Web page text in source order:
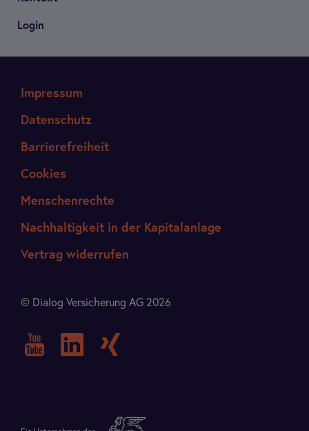
Login
Impressum
Datenschutz
Barrierefreiheit
Cookies
Menschenrechte
Nachhaltigkeit in der Kapitalanlage
Vertrag widerrufen
© Dialog Versicherung AG 2026